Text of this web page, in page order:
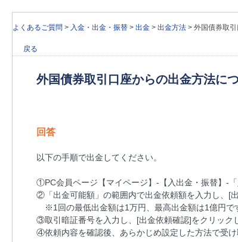
よくあるご質問 > 入金・出金・振替 > 出金 > 出金方法 > 外国債券取
戻る
外国債券取引口座からの出金方法に
回答
以下の手順で出金してください。
①PC会員ページ【マイページ】-【入出金・振替】-
②「出金可能額」の範囲内で出金依頼額を入力し、[
※1回の最低出金額は1万円、最高出金額は1億円で
③取引暗証番号を入力し、[出金依頼確認]をクリック
④依頼内容を確認後、あらかじめ設定した方法で受